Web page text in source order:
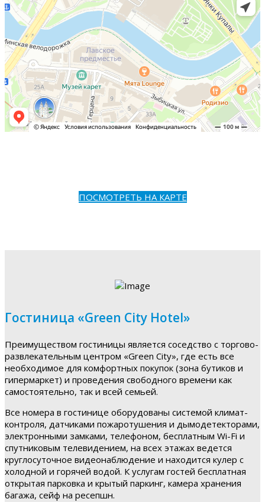
ПОСМОТРЕТЬ НА КАРТЕ
Гостиница «Green City Hotel»
Преимуществом гостиницы является соседство с торгово-
развлекательным центром «Green City», где есть все
необходимое для комфортных покупок (зона бутиков и
гипермаркет) и проведения свободного времени как
самостоятельно, так и всей семьей.
Все номера в гостинице оборудованы системой климат-
контроля, датчиками пожаротушения и дымодетекторами,
электронными замками, телефоном, бесплатным Wi-Fi и
спутниковым телевидением, на всех этажах ведется
круглосуточное видеонаблюдение и находится кулер с
холодной и горячей водой. К услугам гостей бесплатная
открытая парковка и крытый паркинг, камера хранения
багажа, сейф на ресепшн.